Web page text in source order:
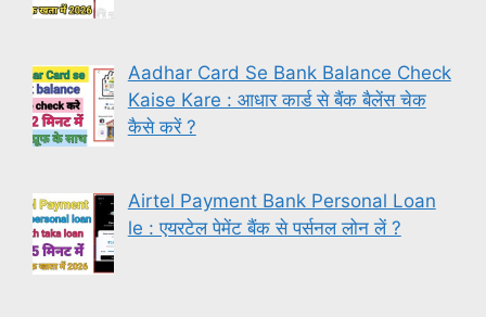
Aadhar Card Se Bank Balance Check
Kaise Kare : आधार कार्ड से बैंक बैलेंस चेक
कैसे करें ?
Airtel Payment Bank Personal Loan
le : एयरटेल पेमेंट बैंक से पर्सनल लोन लें ?